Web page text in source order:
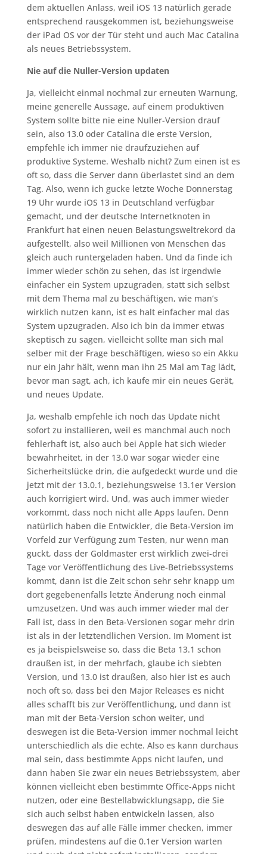
dem aktuellen Anlass, weil iOS 13 natürlich gerade
entsprechend rausgekommen ist, beziehungsweise
der iPad OS vor der Tür steht und auch Mac Catalina
als neues Betriebssystem.
Nie auf die Nuller-Version updaten
Ja, vielleicht einmal nochmal zur erneuten Warnung,
meine generelle Aussage, auf einem produktiven
System sollte bitte nie eine Nuller-Version drauf
sein, also 13.0 oder Catalina die erste Version,
empfehle ich immer nie draufzuziehen auf
produktive Systeme. Weshalb nicht? Zum einen ist es
oft so, dass die Server dann überlastet sind an dem
Tag. Also, wenn ich gucke letzte Woche Donnerstag
19 Uhr wurde iOS 13 in Deutschland verfügbar
gemacht, und der deutsche Internetknoten in
Frankfurt hat einen neuen Belastungsweltrekord da
aufgestellt, also weil Millionen von Menschen das
gleich auch runtergeladen haben. Und da finde ich
immer wieder schön zu sehen, das ist irgendwie
einfacher ein System upzugraden, statt sich selbst
mit dem Thema mal zu beschäftigen, wie man’s
wirklich nutzen kann, ist es halt einfacher mal das
System upzugraden. Also ich bin da immer etwas
skeptisch zu sagen, vielleicht sollte man sich mal
selber mit der Frage beschäftigen, wieso so ein Akku
nur ein Jahr hält, wenn man ihn 25 Mal am Tag lädt,
bevor man sagt, ach, ich kaufe mir ein neues Gerät,
und neues Update.
Ja, weshalb empfehle ich noch das Update nicht
sofort zu installieren, weil es manchmal auch noch
fehlerhaft ist, also auch bei Apple hat sich wieder
bewahrheitet, in der 13.0 war sogar wieder eine
Sicherheitslücke drin, die aufgedeckt wurde und die
jetzt mit der 13.0.1, beziehungsweise 13.1er Version
auch korrigiert wird. Und, was auch immer wieder
vorkommt, dass noch nicht alle Apps laufen. Denn
natürlich haben die Entwickler, die Beta-Version im
Vorfeld zur Verfügung zum Testen, nur wenn man
guckt, dass der Goldmaster erst wirklich zwei-drei
Tage vor Veröffentlichung des Live-Betriebssystems
kommt, dann ist die Zeit schon sehr sehr knapp um
dort gegebenenfalls letzte Änderung noch einmal
umzusetzen. Und was auch immer wieder mal der
Fall ist, dass in den Beta-Versionen sogar mehr drin
ist als in der letztendlichen Version. Im Moment ist
es ja beispielsweise so, dass die Beta 13.1 schon
draußen ist, in der mehrfach, glaube ich siebten
Version, und 13.0 ist draußen, also hier ist es auch
noch oft so, dass bei den Major Releases es nicht
alles schafft bis zur Veröffentlichung, und dann ist
man mit der Beta-Version schon weiter, und
deswegen ist die Beta-Version immer nochmal leicht
unterschiedlich als die echte. Also es kann durchaus
mal sein, dass bestimmte Apps nicht laufen, und
dann haben Sie zwar ein neues Betriebssystem, aber
können vielleicht eben bestimmte Office-Apps nicht
nutzen, oder eine Bestellabwicklungsapp, die Sie
sich auch selbst haben entwickeln lassen, also
deswegen das auf alle Fälle immer checken, immer
prüfen, mindestens auf die 0.1er Version warten